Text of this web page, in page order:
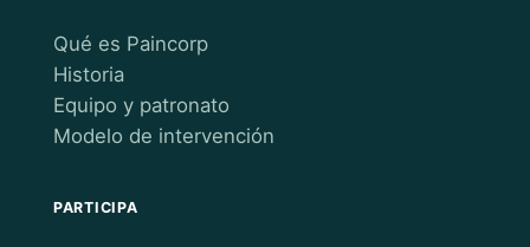
Qué es Paincorp
Historia
Equipo y patronato
Modelo de intervención
PARTICIPA